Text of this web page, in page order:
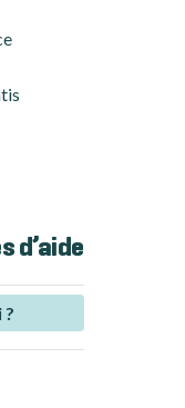
d’aide